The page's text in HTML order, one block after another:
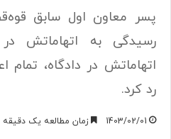
پسر معاون اول سابق
رسیدگی به اتهاماتش
اتهاماتش در دادگاه، تمام
رد کرد.
1403/02/01 زمان مطالعه یک دقیقه